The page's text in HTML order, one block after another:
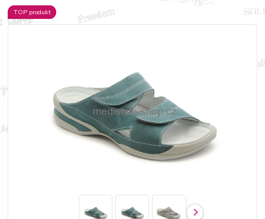
TOP produkt